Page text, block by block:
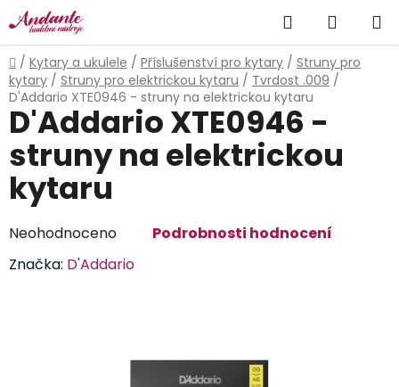
Přejít
na
obsah
Hledat
KOŠÍK
Domů
/ Kytary a ukulele / Příslušenství pro kytary / Struny pro
kytary / Struny pro elektrickou kytaru / Tvrdost .009 /
D'Addario XTE0946 - struny na elektrickou kytaru
D'Addario XTE0946 -
struny na elektrickou
kytaru
Průměrné
produktu
Neohodnoceno
Podrobnosti hodnocení
Značka: D'Addario